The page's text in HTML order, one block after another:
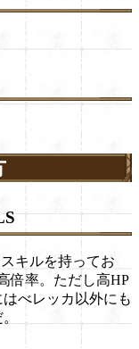
キルを持ってお
倍率。ただし高HP
べレッカ以外にも